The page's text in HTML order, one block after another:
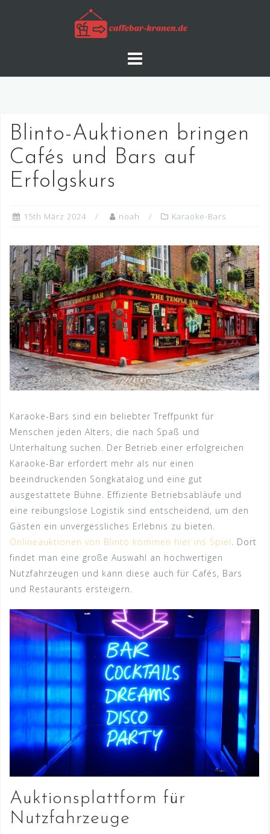
Blinto-Auktionen bringen
Cafés und Bars auf
Erfolgskurs
15th März 2024 noah Karaoke-Bars
Karaoke-Bars sind ein beliebter Treffpunkt für
Menschen jeden Alters, die nach Spaß und
Unterhaltung suchen. Der Betrieb einer erfolgreichen
Karaoke-Bar erfordert mehr als nur einen
beeindruckenden Songkatalog und eine gut
ausgestattete Bühne. Effiziente Betriebsabläufe und
eine reibungslose Logistik sind entscheidend, um den
Gästen ein unvergessliches Erlebnis zu bieten.
Onlineauktionen von Blinto kommen hier ins Spiel. Dort
findet man eine große Auswahl an hochwertigen
Nutzfahrzeugen und kann diese auch für Cafés, Bars
und Restaurants ersteigern.
Auktionsplattform für
Nutzfahrzeuge